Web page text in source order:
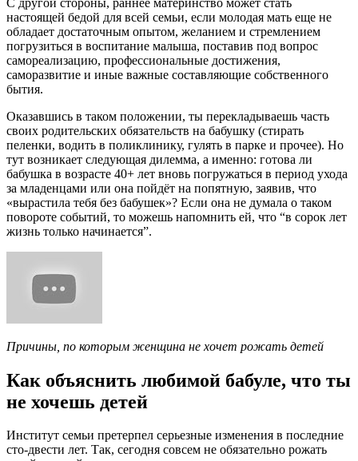
настоящей бедой для всей семьи, если молодая мать еще не
обладает достаточным опытом, желанием и стремлением
погрузиться в воспитание малыша, поставив под вопрос
самореализацию, профессиональные достижения,
саморазвитие и иные важные составляющие собственного
бытия.
Оказавшись в таком положении, ты перекладываешь часть
своих родительских обязательств на бабушку (стирать
пеленки, водить в поликлинику, гулять в парке и прочее). Но
тут возникает следующая дилемма, а именно: готова ли
бабушка в возрасте 40+ лет вновь погружаться в период ухода
за младенцами или она пойдёт на попятную, заявив, что
«вырастила тебя без бабушек»? Если она не думала о таком
повороте событий, то можешь напомнить ей, что “в сорок лет
жизнь только начинается”.
Причины, по которым женщина не хочет рожать детей
Как объяснить любимой бабуле, что ты
не хочешь детей
Институт семьи претерпел серьезные изменения в последние
сто-двести лет. Так, сегодня совсем не обязательно рожать